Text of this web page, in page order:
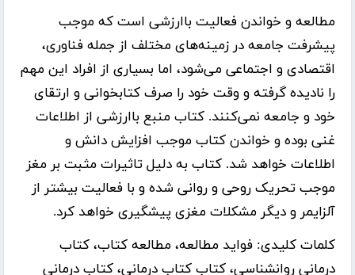
مطالعه و خواندن فعالیت باارزشی است که موجب
پیشرفت جامعه در زمینه‌های مختلف از جمله فناوری،
اقتصادی و اجتماعی می‌شود، اما بسیاری از افراد این مهم
را نادیده گرفته و وقت خود را صرف کتابخوانی و ارتقای
خود و جامعه نمی‌کنند. کتاب منبع باارزشی از اطلاعات
غنی بوده و خواندن کتاب موجب افزایش دانش و
اطلاعات خواهد شد. کتاب به دلیل تاثیرات مثبت بر مغز
موجب تحریک روحی و روانی شده و با فعالیت بیشتر از
آلزایمر و دیگر مشکلات مغزی پیشگیری خواهد کرد.
کلمات کلیدی: فواید مطالعه، مطالعه کتاب، کتاب
درمانی روانشناسی، کتاب کتاب درمانی، کتاب درمانی